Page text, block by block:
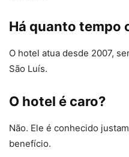
Há quanto tempo
O hotel atua desde 2007,
São Luís.
O hotel é caro?
Não. Ele é conhecido
benefício.